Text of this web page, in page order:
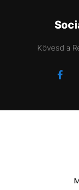
Kövesd a